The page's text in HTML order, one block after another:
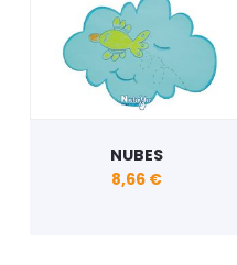
NUBES
8,66 €